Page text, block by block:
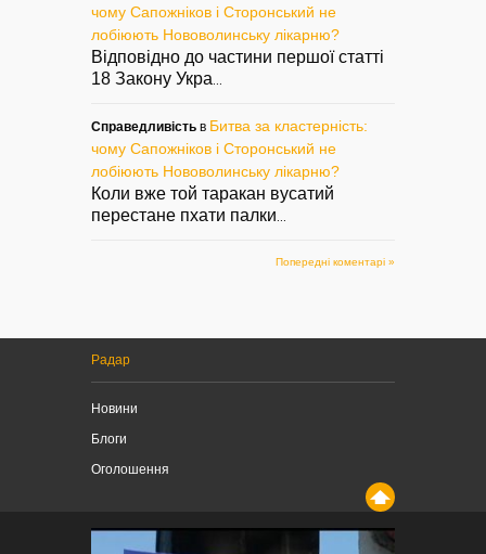
чому Сапожніков і Сторонський не
лобіюють Нововолинську лікарню?
Відповідно до частини першої статті
18 Закону Укра
Справедливість в Битва за кластерність:
чому Сапожніков і Сторонський не
лобіюють Нововолинську лікарню?
Коли вже той таракан вусатий
перестане пхати палки
Попередні коментарі »
Радар
Новини
Блоги
Оголошення